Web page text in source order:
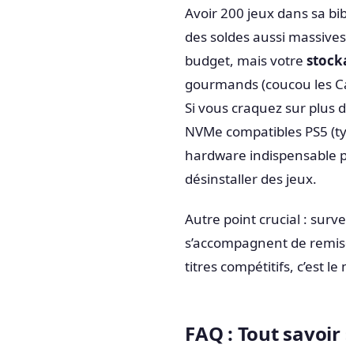
Avoir 200 jeux dans sa
des soldes aussi
budget, mais votre
gourmands (coucou les
Si vous craquez sur plus
NVMe compatibles PS5
hardware indispensable
désinstaller des jeux.
Autre point crucial :
s’accompagnent de
titres compétitifs, c’est
FAQ : Tout